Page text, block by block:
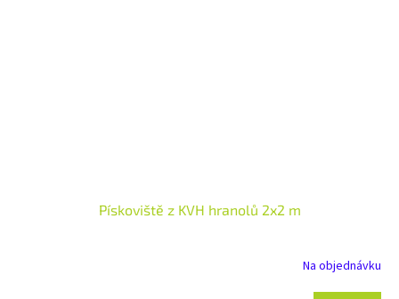
Pískoviště z KVH hranolů 2x2 m
Na objednávku